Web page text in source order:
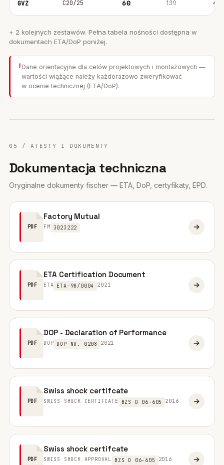
GVZ C20/25 60 130 40
+ 2 kolejnych zestawów. Pełna tabela nośności dostępna w
dokumentach ETA/DoP poniżej.
! Dane orientacyjne dla celów projektowych i montażowych —
wartości wiążące należy każdorazowo zweryfikować
w ocenie technicznej (ETA/DoP).
05 / ATESTY I DOKUMENTY
Dokumentacja techniczna
Oryginalne dokumenty fischer — ETA, DoP, certyfikaty, EPD.
PDF
Factory Mutual
FM 3023222
PDF
ETA Certification Document
ETA ETA-98/0004 2021
PDF
DOP - Declaration of Performance
DOP DOP NO. 0208 2021
PDF
Swiss shock certifcate
SWISS SHOCK CERTIFCATE BZS D 06-605 2016
PDF
Swiss shock certifcate
SWISS SHOCK APPROVAL BZS D 06-605 2016